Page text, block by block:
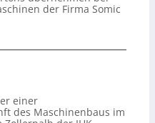
der Firma Somic
einer
des Maschinenbaus im